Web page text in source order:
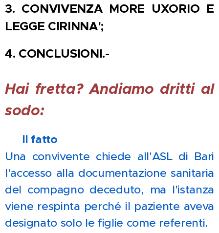
3. CONVIVENZA MORE UXORIO E
LEGGE CIRINNA';
4. CONCLUSIONI.-
Hai fretta? Andiamo dritti al
sodo:
Il fatto
Una convivente chiede all'ASL di Bari
l'accesso alla documentazione sanitaria
del compagno deceduto, ma l'istanza
viene respinta perché il paziente aveva
designato solo le figlie come referenti.